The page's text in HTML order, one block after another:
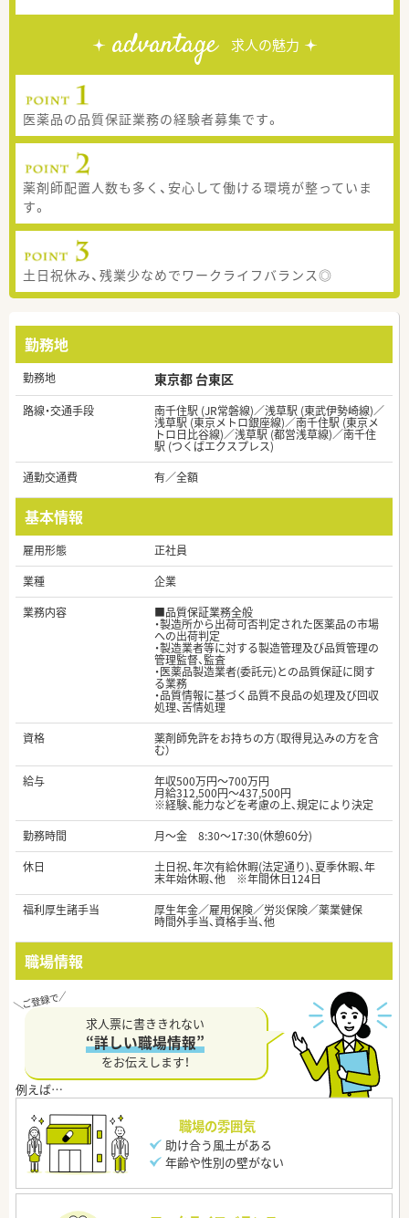
advantage 求人の魅力
医薬品の品質保証業務の経験者募集です。
薬剤師配置人数も多く、安心して働ける環境が整っていま
す。
土日祝休み、残業少なめでワークライフバランス◎
勤務地
勤務地 東京都 台東区
路線・交通手段 南千住駅 (JR常磐線)／浅草駅 (東武伊勢崎線)／
浅草駅 (東京メトロ銀座線)／南千住駅 (東京メ
トロ日比谷線)／浅草駅 (都営浅草線)／南千住
駅 (つくばエクスプレス)
通勤交通費
有／全額
基本情報
雇用形態
正社員
業種
企業
業務内容
■品質保証業務全般
・製造所から出荷可否判定された医薬品の市場
への出荷判定
・製造業者等に対する製造管理及び品質管理の
管理監督、監査
・医薬品製造業者(委託元)との品質保証に関す
る業務
・品質情報に基づく品質不良品の処理及び回収
処理、苦情処理
資格
薬剤師免許をお持ちの方（取得見込みの方を含
む）
給与
年収500万円～700万円
月給312,500円～437,500円
※経験、能力などを考慮の上、規定により決定
勤務時間
月～金 8:30～17:30(休憩60分)
休日
土日祝、年次有給休暇(法定通り)、夏季休暇、年
末年始休暇、他 ※年間休日124日
福利厚生諸手当
厚生年金／雇用保険／労災保険／薬業健保
時間外手当、資格手当、他
職場情報
求人票に書ききれない
“詳しい職場情報”
をお伝えします！
職場の雰囲気
助け合う風土がある
年齢や性別の壁がない